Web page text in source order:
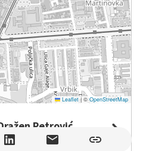
Leaflet |©OpenStreetMap
Petrović
, Zagreb